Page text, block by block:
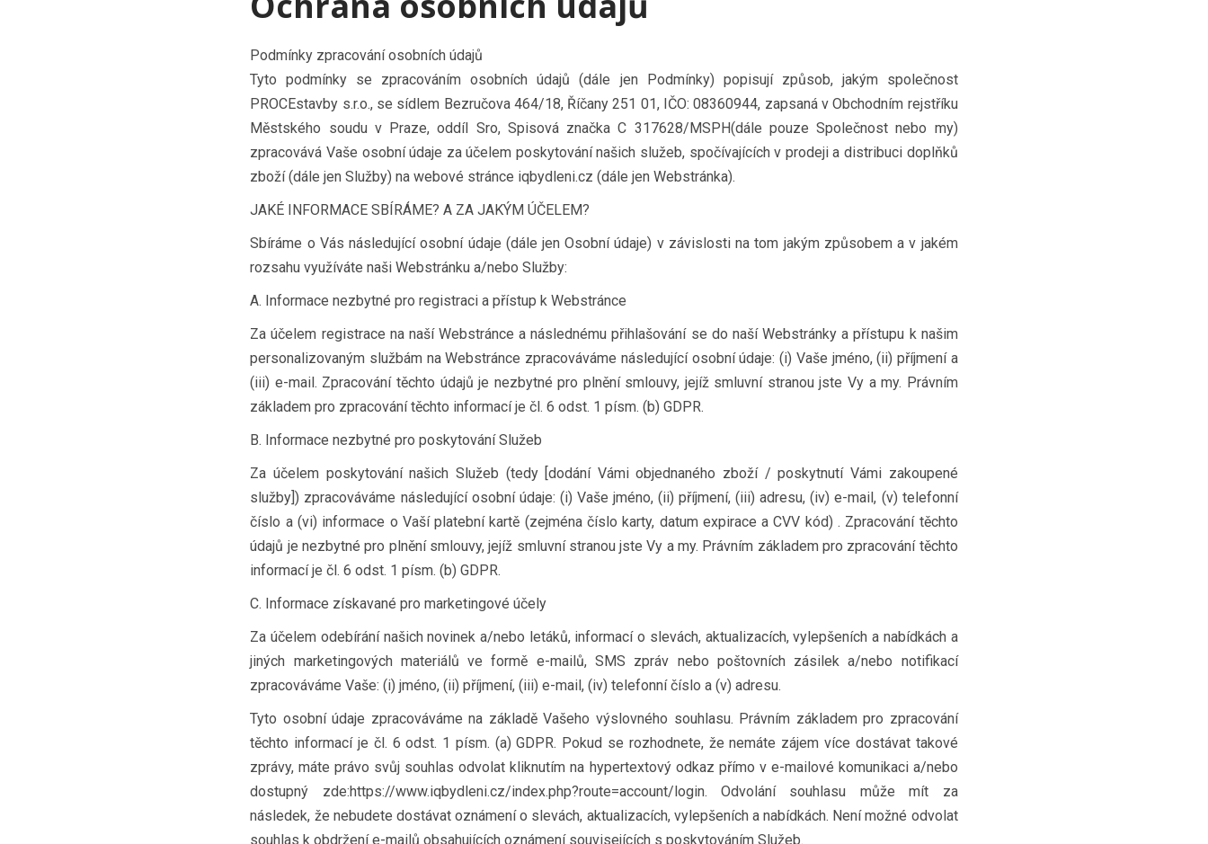
Podmínky zpracování osobních údajů
Tyto podmínky se zpracováním osobních údajů (dále jen Podmínky) popisují způsob, jakým společnost
PROCEstavby s.r.o., se sídlem Bezručova 464/18, Říčany 251 01, IČO: 08360944, zapsaná v Obchodním rejstříku
Městského soudu v Praze, oddíl Sro, Spisová značka C 317628/MSPH(dále pouze Společnost nebo my)
zpracovává Vaše osobní údaje za účelem poskytování našich služeb, spočívajících v prodeji a distribuci doplňků
zboží (dále jen Služby) na webové stránce iqbydleni.cz (dále jen Webstránka).
JAKÉ INFORMACE SBÍRÁME? A ZA JAKÝM ÚČELEM?
Sbíráme o Vás následující osobní údaje (dále jen Osobní údaje) v závislosti na tom jakým způsobem a v jakém
rozsahu využíváte naši Webstránku a/nebo Služby:
A. Informace nezbytné pro registraci a přístup k Webstránce
Za účelem registrace na naší Webstránce a následnému přihlašování se do naší Webstránky a přístupu k našim
personalizovaným službám na Webstránce zpracováváme následující osobní údaje: (i) Vaše jméno, (ii) příjmení a
(iii) e-mail. Zpracování těchto údajů je nezbytné pro plnění smlouvy, jejíž smluvní stranou jste Vy a my. Právním
základem pro zpracování těchto informací je čl. 6 odst. 1 písm. (b) GDPR.
B. Informace nezbytné pro poskytování Služeb
Za účelem poskytování našich Služeb (tedy [dodání Vámi objednaného zboží / poskytnutí Vámi zakoupené
služby]) zpracováváme následující osobní údaje: (i) Vaše jméno, (ii) příjmení, (iii) adresu, (iv) e-mail, (v) telefonní
číslo a (vi) informace o Vaší platební kartě (zejména číslo karty, datum expirace a CVV kód) . Zpracování těchto
údajů je nezbytné pro plnění smlouvy, jejíž smluvní stranou jste Vy a my. Právním základem pro zpracování těchto
informací je čl. 6 odst. 1 písm. (b) GDPR.
C. Informace získavané pro marketingové účely
Za účelem odebírání našich novinek a/nebo letáků, informací o slevách, aktualizacích, vylepšeních a nabídkách a
jiných marketingových materiálů ve formě e-mailů, SMS zpráv nebo poštovních zásilek a/nebo notifikací
zpracováváme Vaše: (i) jméno, (ii) příjmení, (iii) e-mail, (iv) telefonní číslo a (v) adresu.
Tyto osobní údaje zpracováváme na základě Vašeho výslovného souhlasu. Právním základem pro zpracování
těchto informací je čl. 6 odst. 1 písm. (a) GDPR. Pokud se rozhodnete, že nemáte zájem více dostávat takové
zprávy, máte právo svůj souhlas odvolat kliknutím na hypertextový odkaz přímo v e-mailové komunikaci a/nebo
dostupný zde:https://www.iqbydleni.cz/index.php?route=account/login. Odvolání souhlasu může mít za
následek, že nebudete dostávat oznámení o slevách, aktualizacích, vylepšeních a nabídkách. Není možné odvolat
souhlas k obdržení e-mailů obsahujících oznámení souvisejících s poskytováním Služeb.